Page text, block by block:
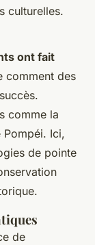
culturelles.
ont fait
comment des
comme la
Ici,
de pointe
de